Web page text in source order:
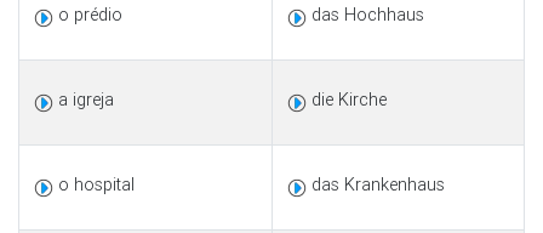
o prédio das Hochhaus
a igreja die Kirche
o hospital das Krankenhaus